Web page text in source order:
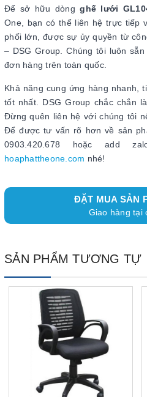
Để sở hữu dòngghế lưới
One, bạn có thể liên hệ trực tiếp
phối lớn, được sự ủy quyền từ
– DSG Group. Chúng tôi luôn
đơn hàng trên toàn quốc.
Khả năng cung ứng hàng nhanh,
tốt nhất. DSG Group chắc chắn
Đừng quên liên hệ với chúng tôi
Để được tư vấn rõ hơn về sản
0903.420.678 hoặc add
hoaphattheone.com nhé!
ĐẶT MUA SẢN
Giao hàng tại
SẢN PHẨM TƯƠNG TỰ